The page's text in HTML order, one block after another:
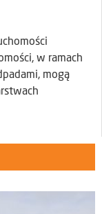
w ramach
mogą